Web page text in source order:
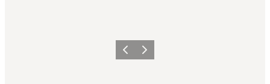
ForrigeNæste